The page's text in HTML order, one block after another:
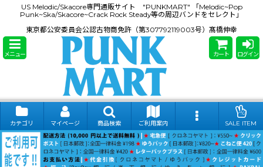
US Melodic/Skacore専門通販サイト "PUNKMART" 「Melodic~Pop
Punk~Ska/Skacore~Crack Rock Steady等の周辺バンドをセレクト」
東京都公安委員会公認古物商免許（第307792119003号）髙橋伸幸
メニュー カート ログイン
カテゴリ マイページ 商品検索 ご利用案内 SALE ITEM